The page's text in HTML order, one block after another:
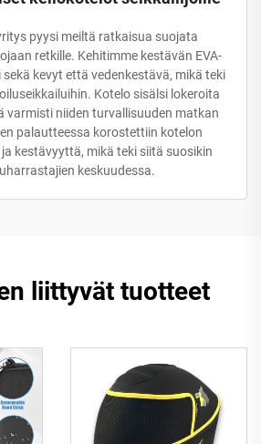
pyysi meiltä ratkaisua suojata
retkille. Kehitimme kestävän EVA-
sekä kevyt että vedenkestävä, mikä teki
Kotelo sisälsi lokeroita
varmisti niiden turvallisuuden matkan
palautteessa korostettiin kotelon
kestävyyttä, mikä teki siitä suosikin
keskuudessa.
liittyvät tuotteet